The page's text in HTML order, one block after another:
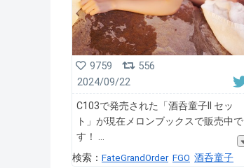
9759
556
2024/09/22
C103で発売された「酒呑童子II セッ
ト」が現在メロンブックスで販売中で
す！
検索： FateGrandOrder FGO 酒呑童子